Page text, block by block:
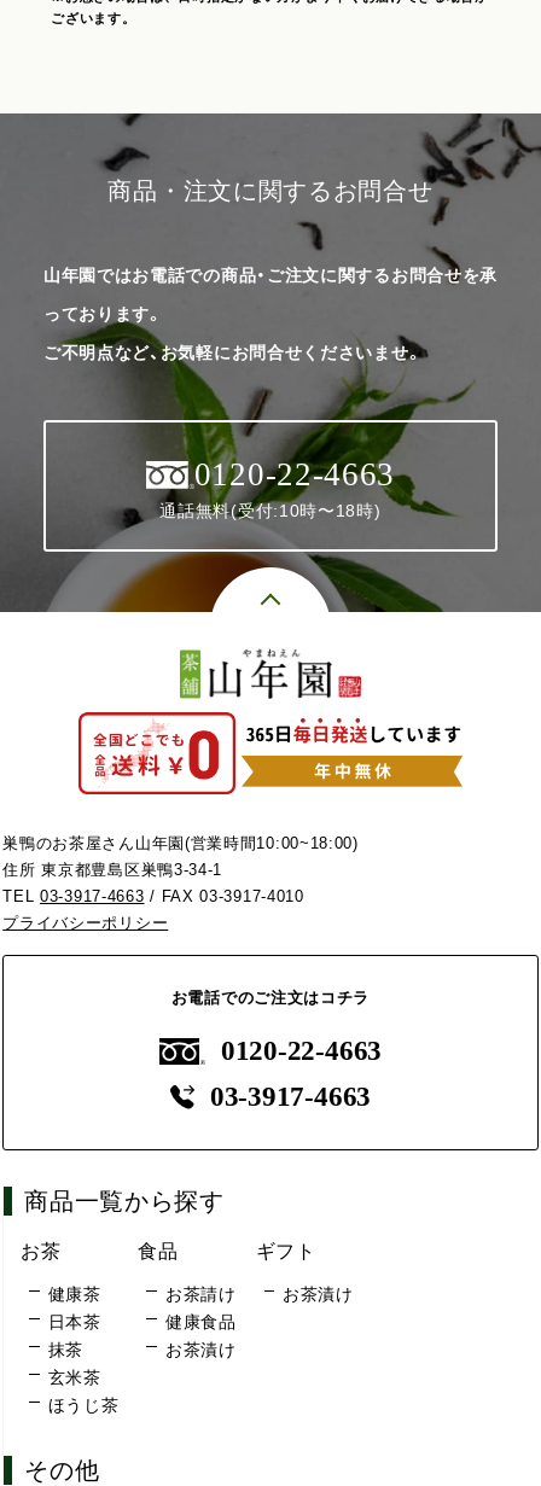
ございます。
商品・注文に関するお問合せ
山年園ではお電話での商品・ご注文に関するお問合せを承
っております。
ご不明点など、お気軽にお問合せくださいませ。
0120-22-4663
通話無料(受付:10時〜18時)
巣鴨のお茶屋さん山年園(営業時間10:00~18:00)
住所 東京都豊島区巣鴨3-34-1
TEL03-3917-4663 / FAX 03-3917-4010
プライバシーポリシー
お電話でのご注文はコチラ
0120-22-4663
03-3917-4663
商品一覧から探す
お茶
健康茶
日本茶
抹茶
玄米茶
ほうじ茶
食品
お茶請け
健康食品
お茶漬け
ギフト
お茶漬け
その他